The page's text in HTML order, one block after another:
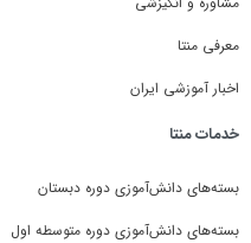
معرفی منتا
اخبار آموزشی ایران
خدمات منتا
بسته‌های دانش‌آموزی دوره دبستان
بسته‌های دانش‌آموزی دوره متوسطه اول